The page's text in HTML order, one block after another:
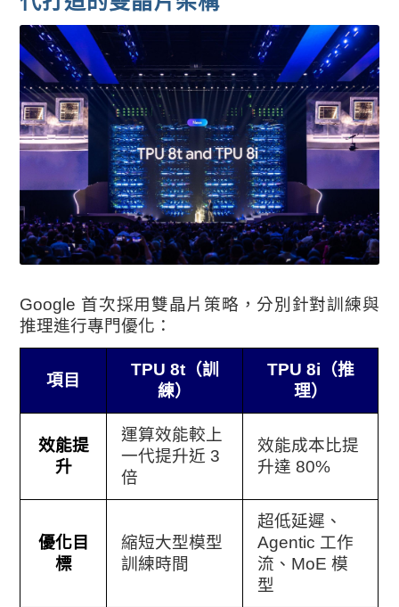
Google 首次採用雙晶片策略，分別針對訓練與
推理進行專門優化：
項目
TPU 8t（訓
練）
TPU 8i（推
理）
效能提
升
運算效能較上
一代提升近 3
倍
效能成本比提
升達 80%
優化目
標
縮短大型模型
訓練時間
超低延遲、
Agentic 工作
流、MoE 模
型